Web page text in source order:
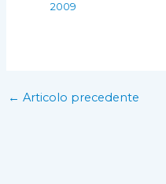
2009
← Articolo precedente